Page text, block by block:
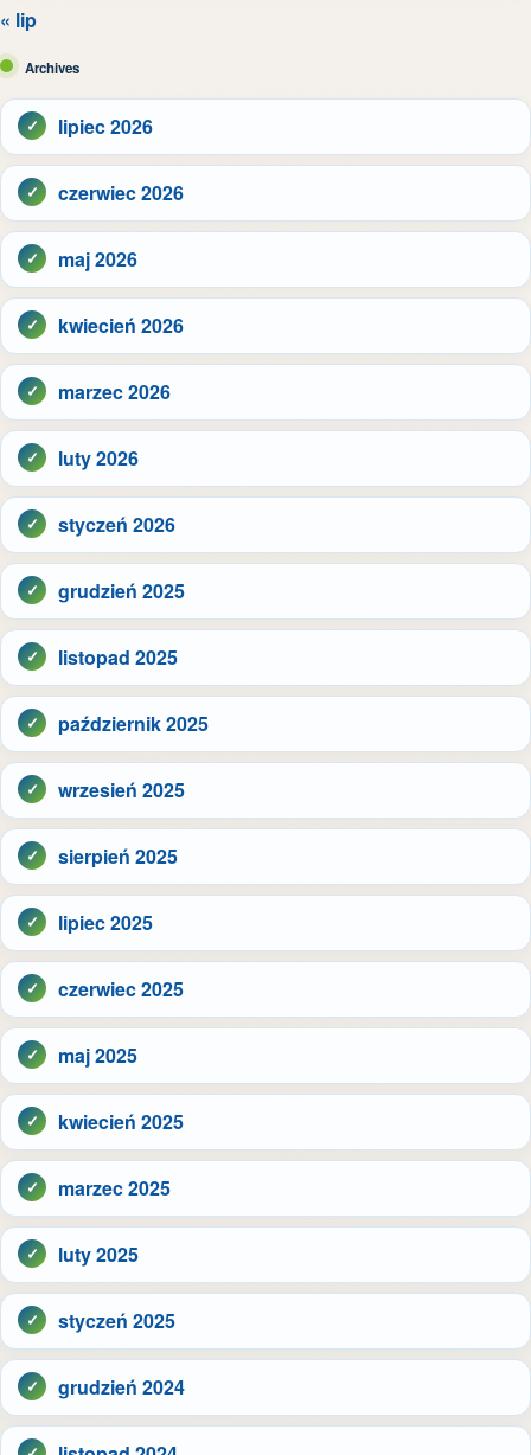
« lip
Archives
lipiec 2026
czerwiec 2026
maj 2026
kwiecień 2026
marzec 2026
luty 2026
styczeń 2026
grudzień 2025
listopad 2025
październik 2025
wrzesień 2025
sierpień 2025
lipiec 2025
czerwiec 2025
maj 2025
kwiecień 2025
marzec 2025
luty 2025
styczeń 2025
grudzień 2024